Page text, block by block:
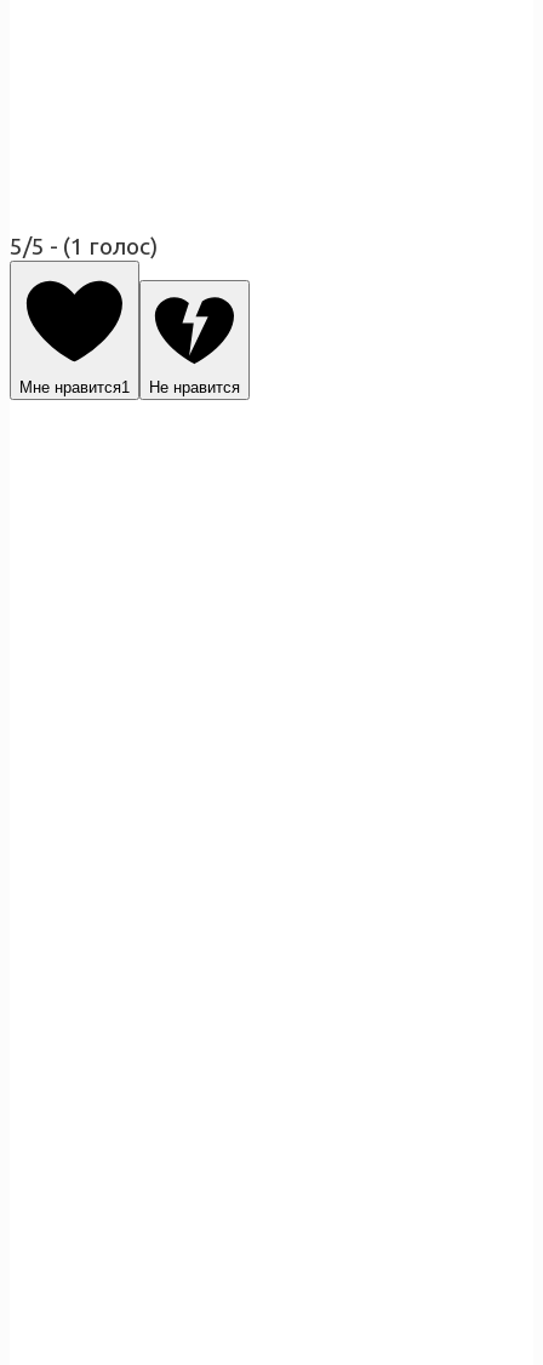
5/5 - (1 голос)
Мне нравится1 Не нравится